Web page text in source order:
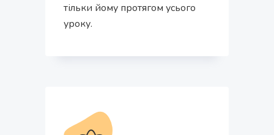
тільки йому протягом усього
уроку.